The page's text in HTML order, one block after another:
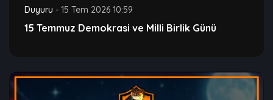
Duyuru - 15 Tem 2026 10:59
15 Temmuz Demokrasi ve Milli Birlik Günü